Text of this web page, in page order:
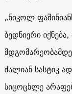
„ნიკოლ
ბედნიერი
მდგომარეობამდე
ძალიან სასტიკ
სიცოცხლე